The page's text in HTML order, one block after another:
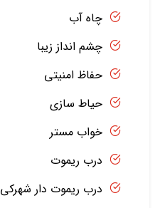
چاه آب
چشم انداز زیبا
حفاظ امنیتی
حیاط سازی
خواب مستر
درب ریموت
درب ریموت دار شهرکی